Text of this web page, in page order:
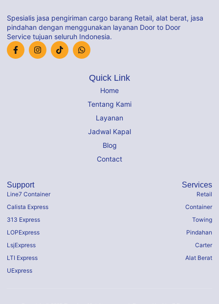
Spesialis jasa pengiriman cargo barang Retail, alat berat, jasa
pindahan dengan menggunakan layanan Door to Door
Service tujuan seluruh Indonesia.
Quick Link
Home
Tentang Kami
Layanan
Jadwal Kapal
Blog
Contact
Support
Line7 Container
Calista Express
313 Express
LOPExpress
LsjExpress
LTI Express
UExpress
Services
Retail
Container
Towing
Pindahan
Carter
Alat Berat